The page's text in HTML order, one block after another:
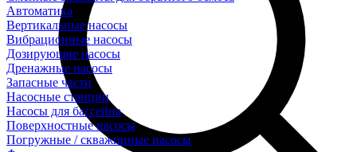
Автоматика
Вертикальные насосы
Вибрационные насосы
Дозирующие насосы
Дренажные насосы
Запасные части
Насосные станции
Насосы для бассейна
Поверхностные насосы
Погружные / скважинные насосы